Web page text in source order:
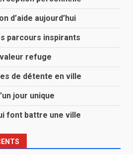
d’aide aujourd’hui
parcours inspirants
refuge
de détente en ville
jour unique
font battre une ville